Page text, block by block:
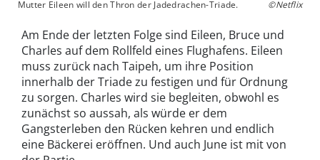
Mutter Eileen will den Thron der Jadedrachen-Triade. ©Netflix
Am Ende der letzten Folge sind Eileen, Bruce und
Charles auf dem Rollfeld eines Flughafens. Eileen
muss zurück nach Taipeh, um ihre Position
innerhalb der Triade zu festigen und für Ordnung
zu sorgen. Charles wird sie begleiten, obwohl es
zunächst so aussah, als würde er dem
Gangsterleben den Rücken kehren und endlich
eine Bäckerei eröffnen. Und auch June ist mit von